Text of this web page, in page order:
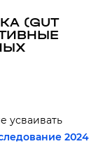
(GUT
усваивать
2024